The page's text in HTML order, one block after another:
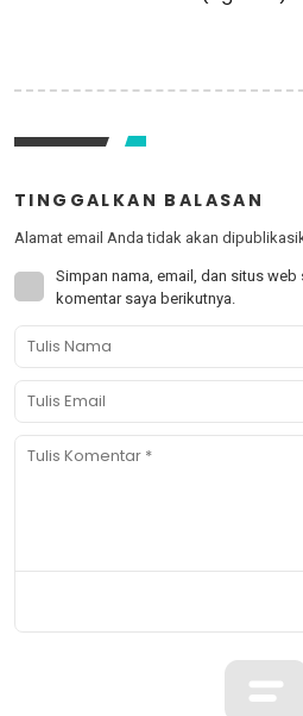
TINGGALKAN BALASAN
Alamat email Anda tidak akan
Simpan nama, email, dan situs
komentar saya berikutnya.